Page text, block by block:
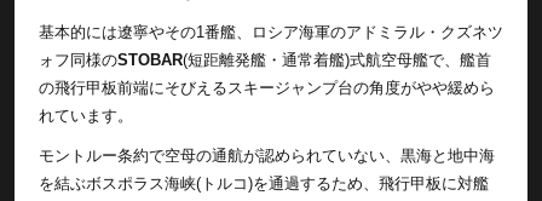
基本的には遼寧やその1番艦、ロシア海軍のアドミラル・クズネツ
ォフ同様のSTOBAR(短距離発艦・通常着艦)式航空母艦で、艦首
の飛行甲板前端にそびえるスキージャンプ台の角度がやや緩めら
れています。
モントルー条約で空母の通航が認められていない、黒海と地中海
を結ぶボスポラス海峡(トルコ)を通過するため、飛行甲板に対艦